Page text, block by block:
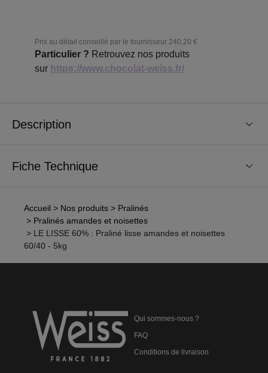
Prix au détail conseillé par le fournisseur 240,20 €
Particulier ? Retrouvez nos produits
sur https://www.chocolat-weiss.fr/
Description
Fiche Technique
Accueil > Nos produits > Pralinés
> Pralinés amandes et noisettes
> LE LISSE 60% : Praliné lisse amandes et noisettes
60/40 - 5kg
Qui sommes-nous ?
FAQ
Conditions de livraison